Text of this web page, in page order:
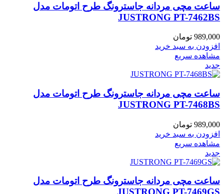
ساعت مچی مردانه جاسترونگ طرح اتومات مدل
JUSTRONG PT-7462BS
989,000 تومان
افزودن به سبد خرید
مشاهده سریع
جدید
ساعت مچی مردانه جاسترونگ طرح اتومات مدل
JUSTRONG PT-7468BS
989,000 تومان
افزودن به سبد خرید
مشاهده سریع
جدید
ساعت مچی مردانه جاسترونگ طرح اتومات مدل